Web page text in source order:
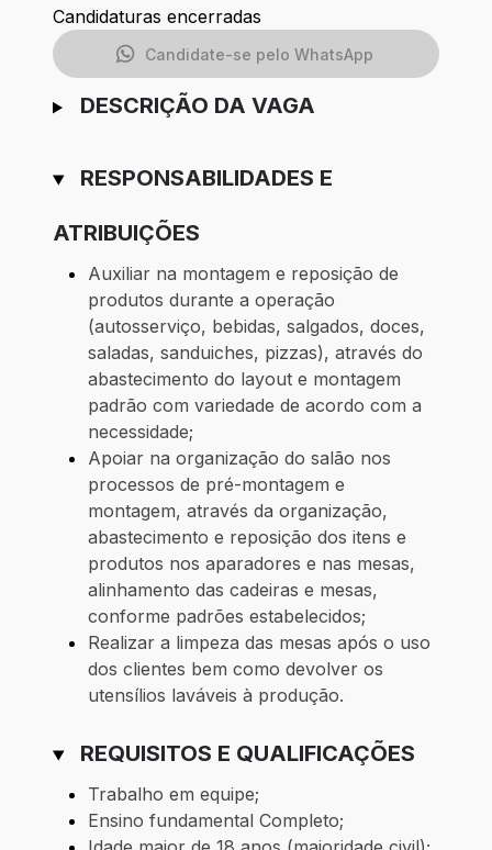
Candidaturas encerradas
Candidate-se pelo WhatsApp
DESCRIÇÃO DA VAGA
RESPONSABILIDADES E
ATRIBUIÇÕES
Auxiliar na montagem e reposição de
produtos durante a operação
(autosserviço, bebidas, salgados, doces,
saladas, sanduiches, pizzas), através do
abastecimento do layout e montagem
padrão com variedade de acordo com a
necessidade;
Apoiar na organização do salão nos
processos de pré-montagem e
montagem, através da organização,
abastecimento e reposição dos itens e
produtos nos aparadores e nas mesas,
alinhamento das cadeiras e mesas,
conforme padrões estabelecidos;
Realizar a limpeza das mesas após o uso
dos clientes bem como devolver os
utensílios laváveis à produção.
REQUISITOS E QUALIFICAÇÕES
Trabalho em equipe;
Ensino fundamental Completo;